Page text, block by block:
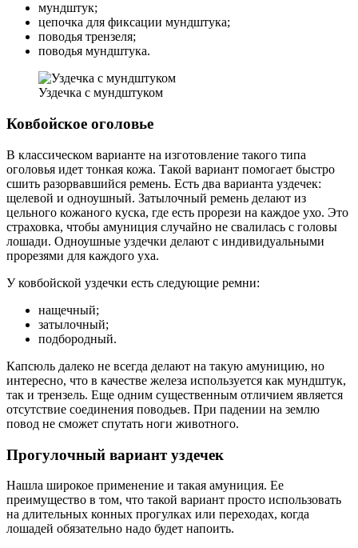
мундштук;
цепочка для фиксации мундштука;
поводья трензеля;
поводья мундштука.
Уздечка с мундштуком
Ковбойское оголовье
В классическом варианте на изготовление такого типа
оголовья идет тонкая кожа. Такой вариант помогает быстро
сшить разорвавшийся ремень. Есть два варианта уздечек:
щелевой и одноушный. Затылочный ремень делают из
цельного кожаного куска, где есть прорези на каждое ухо. Это
страховка, чтобы амуниция случайно не свалилась с головы
лошади. Одноушные уздечки делают с индивидуальными
прорезями для каждого уха.
У ковбойской уздечки есть следующие ремни:
нащечный;
затылочный;
подбородный.
Капсюль далеко не всегда делают на такую амуницию, но
интересно, что в качестве железа используется как мундштук,
так и трензель. Еще одним существенным отличием является
отсутствие соединения поводьев. При падении на землю
повод не сможет спутать ноги животного.
Прогулочный вариант уздечек
Нашла широкое применение и такая амуниция. Ее
преимущество в том, что такой вариант просто использовать
на длительных конных прогулках или переходах, когда
лошадей обязательно надо будет напоить.